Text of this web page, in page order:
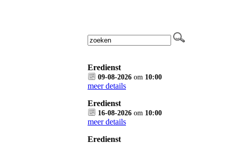
Eredienst
09-08-2026 om 10:00
meer details
Eredienst
16-08-2026 om 10:00
meer details
Eredienst